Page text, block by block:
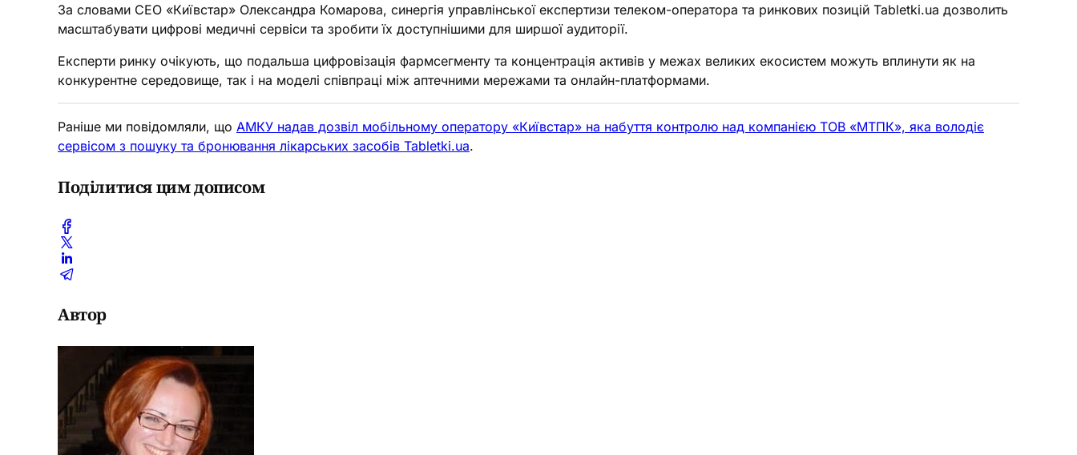
За словами СЕО «Київстар» Олександра Комарова, синергія управлінської експертизи телеком-оператора та ринкових позицій Tabletki.ua дозволить
масштабувати цифрові медичні сервіси та зробити їх доступнішими для ширшої аудиторії.
Експерти ринку очікують, що подальша цифровізація фармсегменту та концентрація активів у межах великих екосистем можуть вплинути як на
конкурентне середовище, так і на моделі співпраці між аптечними мережами та онлайн-платформами.
Раніше ми повідомляли, що АМКУ надав дозвіл мобільному оператору «Київстар» на набуття контролю над компанією ТОВ «МТПК», яка володіє
сервісом з пошуку та бронювання лікарських засобів Tabletki.ua.
Поділитися цим дописом
Автор